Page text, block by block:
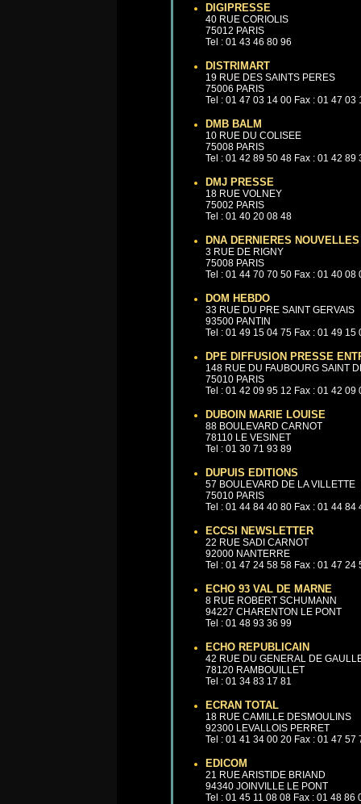
DIGIPRESSE
40 RUE CORIOLIS
75012 PARIS
Tel : 01 43 46 80 96
DISTRIMART
19 RUE DES SAINTS PERES
75006 PARIS
Tel : 01 47 03 14 00 Fax : 01 47 03
DMB BALM
10 RUE DU COLISEE
75008 PARIS
Tel : 01 42 89 50 48 Fax : 01 42 89
DMJ PRESSE
18 RUE VOLNEY
75002 PARIS
Tel : 01 40 20 08 48
DNA DERNIERES
3 RUE DE RIGNY
75008 PARIS
Tel : 01 44 70 70 50 Fax : 01 40 08
DOM HEBDO
33 RUE DU PRE SAINT GERVAIS
93500 PANTIN
Tel : 01 49 15 04 75 Fax : 01 49 15
DPE DIFFUSION PRESSE
148 RUE DU FAUBOURG SAINT
75010 PARIS
Tel : 01 42 09 95 12 Fax : 01 42 09
DUBOIN MARIE LOUISE
88 BOULEVARD CARNOT
78110 LE VESINET
Tel : 01 30 71 93 89
DUPUIS EDITIONS
57 BOULEVARD DE LA VILLETTE
75010 PARIS
Tel : 01 44 84 40 80 Fax : 01 44 84
ECCSI NEWSLETTER
22 RUE SADI CARNOT
92000 NANTERRE
Tel : 01 47 24 58 58 Fax : 01 47 24
ECHO 93 VAL DE MARNE
8 RUE ROBERT SCHUMANN
94227 CHARENTON LE PONT
Tel : 01 48 93 36 99
ECHO REPUBLICAIN
42 RUE DU GENERAL DE
78120 RAMBOUILLET
Tel : 01 34 83 17 81
ECRAN TOTAL
18 RUE CAMILLE DESMOULINS
92300 LEVALLOIS PERRET
Tel : 01 41 34 00 20 Fax : 01 47 57
EDICOM
21 RUE ARISTIDE BRIAND
94340 JOINVILLE LE PONT
Tel : 01 45 11 08 08 Fax : 01 48 86